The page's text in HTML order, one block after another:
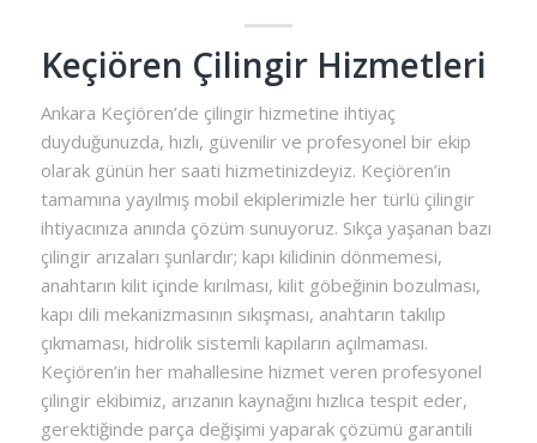
Keçiören Çilingir Hizmetleri
Ankara Keçiören’de çilingir hizmetine ihtiyaç
duyduğunuzda, hızlı, güvenilir ve profesyonel bir ekip
olarak günün her saati hizmetinizdeyiz. Keçiören’in
tamamına yayılmış mobil ekiplerimizle her türlü çilingir
ihtiyacınıza anında çözüm sunuyoruz. Sıkça yaşanan bazı
çilingir arızaları şunlardır; kapı kilidinin dönmemesi,
anahtarın kilit içinde kırılması, kilit göbeğinin bozulması,
kapı dili mekanizmasının sıkışması, anahtarın takılıp
çıkmaması, hidrolik sistemli kapıların açılmaması.
Keçiören’in her mahallesine hizmet veren profesyonel
çilingir ekibimiz, arızanın kaynağını hızlıca tespit eder,
gerektiğinde parça değişimi yaparak çözümü garantili